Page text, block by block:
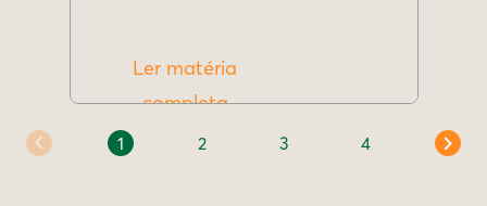
Ler matéria
completa
1 2 3 4